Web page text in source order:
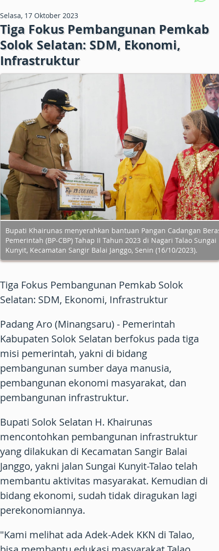
Selasa, 17 Oktober 2023
Tiga Fokus Pembangunan Pemkab
Solok Selatan: SDM, Ekonomi,
Infrastruktur
Bupati Khairunas menyerahkan bantuan Pangan Cadangan
Pemerintah (BP-CBP) Tahap II Tahun 2023 di Nagari Talao Sungai
Kunyit, Kecamatan Sangir Balai Janggo, Senin (16/10/2023).
Tiga Fokus Pembangunan Pemkab Solok
Selatan: SDM, Ekonomi, Infrastruktur
Padang Aro (Minangsaru) - Pemerintah
Kabupaten Solok Selatan berfokus pada tiga
misi pemerintah, yakni di bidang
pembangunan sumber daya manusia,
pembangunan ekonomi masyarakat, dan
pembangunan infrastruktur.
Bupati Solok Selatan H. Khairunas
mencontohkan pembangunan infrastruktur
yang dilakukan di Kecamatan Sangir Balai
Janggo, yakni jalan Sungai Kunyit-Talao telah
membantu aktivitas masyarakat. Kemudian di
bidang ekonomi, sudah tidak diragukan lagi
perekonomiannya.
"Kami melihat ada Adek-Adek KKN di Talao,